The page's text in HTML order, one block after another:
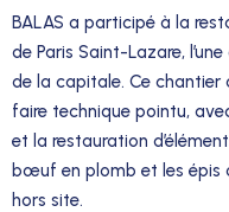
BALAS a participé à la
de Paris Saint-Lazare,
de la capitale. Ce chantier
faire technique pointu,
et la restauration
bœuf en plomb et les épis
hors site.